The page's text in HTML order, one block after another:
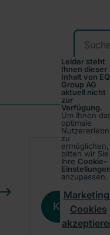
Leider steht
Ihnen dieser
Inhalt von
Group AG
aktuell nicht
zur
Verfügung.
Um Ihnen
optimale
zu
ermöglichen,
bitten wir Sie
Ihre Cookie-
Einstellungen
anzupassen.
Cookies